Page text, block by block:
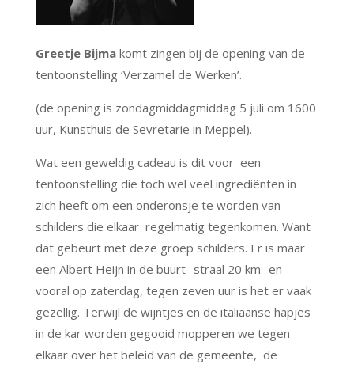
Greetje Bijmakomt zingen bij de opening van de
tentoonstelling ‘Verzamel de Werken’.
(de opening is zondagmiddagmiddag 5 juli om 1600
uur, Kunsthuis de Sevretarie in Meppel).
Wat een geweldig cadeau is dit voor een
tentoonstelling die toch wel veel ingrediënten in
zich heeft om een onderonsje te worden van
schilders die elkaar regelmatig tegenkomen. Want
dat gebeurt met deze groep schilders. Er is maar
een Albert Heijn in de buurt -straal 20 km- en
vooral op zaterdag, tegen zeven uur is het er vaak
gezellig. Terwijl de wijntjes en de italiaanse hapjes
in de kar worden gegooid mopperen we tegen
elkaar over het beleid van de gemeente, de